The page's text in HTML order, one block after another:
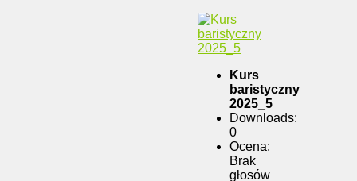
Kurs
baristyczny
2025_5
Downloads:
0
Ocena:
Brak
głosów